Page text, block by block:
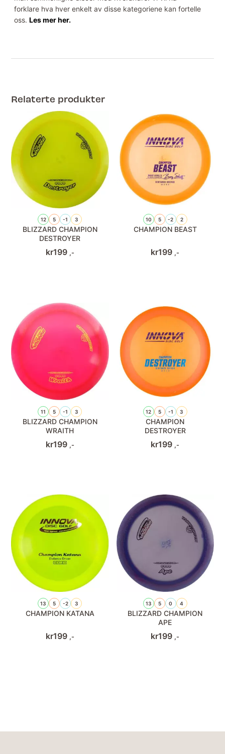
forklare hva hver enkelt av disse kategoriene kan fortelle
oss.Les mer her.
Relaterte produkter
12 5 -1 3
BLIZZARD CHAMPION
DESTROYER
kr199 ,-
10 5 -2 2
CHAMPION BEAST
kr199 ,-
11 5 -1 3
BLIZZARD CHAMPION
WRAITH
kr199 ,-
12 5 -1 3
CHAMPION
DESTROYER
kr199 ,-
13 5 -2 3
CHAMPION KATANA
kr199 ,-
13 5 0 4
BLIZZARD CHAMPION
APE
kr199 ,-